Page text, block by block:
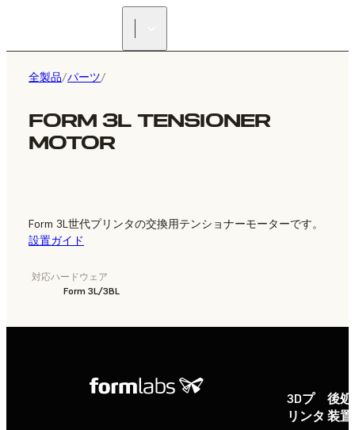
全製品/パーツ/
FORM 3L TENSIONER
MOTOR
Form 3L世代プリンタの交換用テンショナーモーターです。
設置ガイド
対応ハードウェア
Form 3L/3BL
3Dプ
リンタ
後
装置